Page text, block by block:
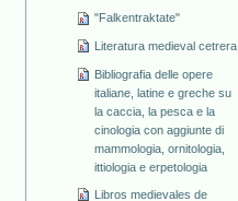
"Falkentraktate"
Literatura medieval cetrera
Bibliografia delle opere
italiane, latine e greche su
la caccia, la pesca e la
cinologia con aggiunte di
mammologia, ornitologia,
ittiologia e erpetologia
Libros medievales de